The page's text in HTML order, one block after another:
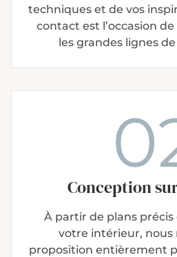
techniques et de vos
contact est l’occasion
les grandes lignes
Conception
À partir de plans
votre intérieur, nous
proposition entièrement